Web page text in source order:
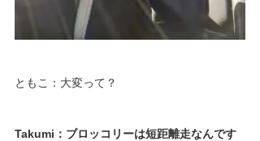
ともこ：大変って？
Takumi：ブロッコリーは短距離走なんです